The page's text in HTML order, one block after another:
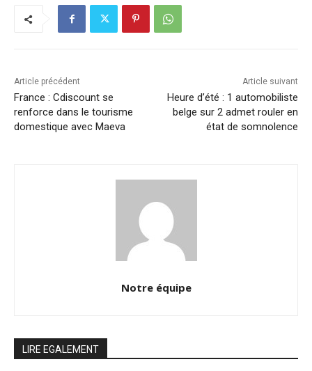
Article précédent
France : Cdiscount se
renforce dans le tourisme
domestique avec Maeva
Article suivant
Heure d’été : 1 automobiliste
belge sur 2 admet rouler en
état de somnolence
Notre équipe
LIRE EGALEMENT